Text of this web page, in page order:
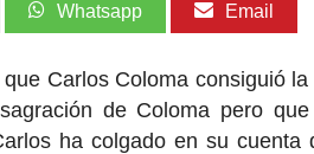
Whatsapp Email
Carlos Coloma consiguió
de Coloma pero
ha colgado en su cuenta